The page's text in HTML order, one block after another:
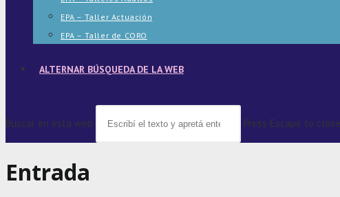
EPA – Taller Actuación
EPA – Taller de CORO
ALTERNAR BÚSQUEDA DE LA WEB
Buscar en esta web Press Escape to
Entrada